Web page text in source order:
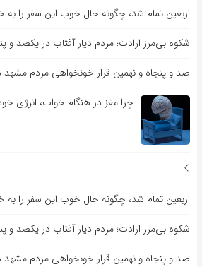
اربعین تمام شد، چگونه حال خوب این سفر را به
شکوه بی‌مرز ارادت؛ مردم دیار آفتاب در یکصد
صد و پنجاه و نهمین قرار خونخواهی مردم مشهد
چرا مغز در هنگام خواب، انرژی
اربعین تمام شد، چگونه حال خوب این سفر را به
شکوه بی‌مرز ارادت؛ مردم دیار آفتاب در یکصد
صد و پنجاه و نهمین قرار خونخواهی مردم مشهد